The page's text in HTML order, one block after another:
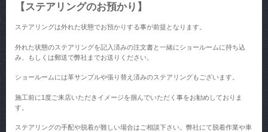
【ステアリングのお預かり】
ステアリングは外れた状態でお預かりする事が前提となります。
外れた状態のステアリングを記入済みの注文書と一緒にショールームに持ち込
み、もしくは郵送で弊社までお送りください。
ショールームには革サンプルや張り替え済みのステアリングもございます。
施工前に1度ご来店いただきイメージを掴んでいただく事をお勧めしておりま
す。
ステアリングの手配や脱着が難しい場合はご相談下さい。弊社にて脱着作業や車